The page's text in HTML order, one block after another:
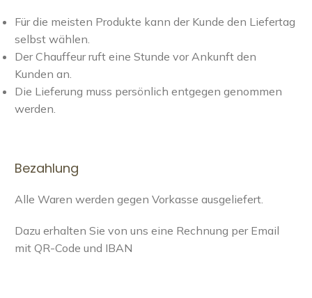
Für die meisten Produkte kann der Kunde den Liefertag
selbst wählen.
Der Chauffeur ruft eine Stunde vor Ankunft den
Kunden an.
Die Lieferung muss persönlich entgegen genommen
werden.
Bezahlung
Alle Waren werden gegen Vorkasse ausgeliefert.
Dazu erhalten Sie von uns eine Rechnung per Email
mit QR-Code und IBAN